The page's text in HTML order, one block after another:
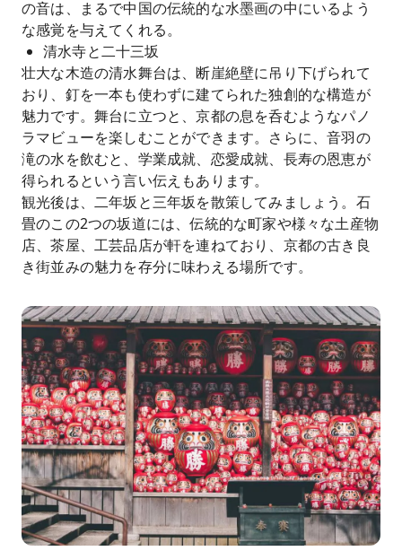
の音は、まるで中国の伝統的な水墨画の中にいるよう
な感覚を与えてくれる。
清水寺と二十三坂
壮大な木造の清水舞台は、断崖絶壁に吊り下げられて
おり、釘を一本も使わずに建てられた独創的な構造が
魅力です。舞台に立つと、京都の息を呑むようなパノ
ラマビューを楽しむことができます。さらに、音羽の
滝の水を飲むと、学業成就、恋愛成就、長寿の恩恵が
得られるという言い伝えもあります。
観光後は、二年坂と三年坂を散策してみましょう。石
畳のこの2つの坂道には、伝統的な町家や様々な土産物
店、茶屋、工芸品店が軒を連ねており、京都の古き良
き街並みの魅力を存分に味わえる場所です。